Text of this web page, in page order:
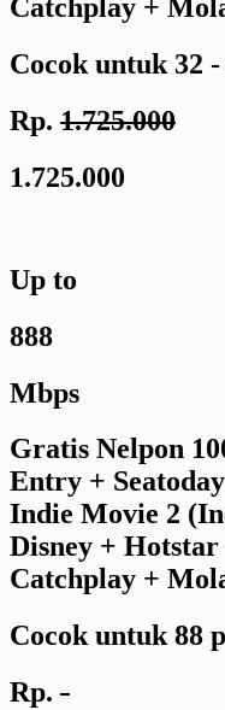
Catchplay +
Cocok untuk 32
Rp. 1.725.000
1.725.000
Up to
888
Mbps
Gratis Nelpon
Entry +
Indie Movie 2
Disney +
Catchplay +
Cocok untuk 88
Rp. -